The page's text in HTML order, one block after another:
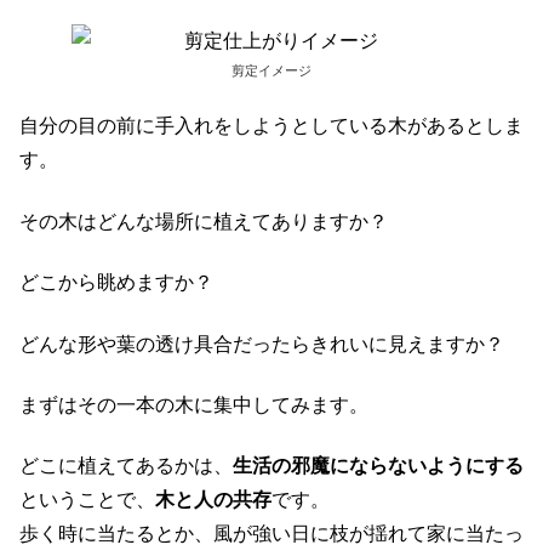
剪定イメージ
自分の目の前に手入れをしようとしている木があるとしま
す。
その木はどんな場所に植えてありますか？
どこから眺めますか？
どんな形や葉の透け具合だったらきれいに見えますか？
まずはその一本の木に集中してみます。
どこに植えてあるかは、 生活の邪魔にならないようにする
ということで、 木と人の共存です。
歩く時に当たるとか、風が強い日に枝が揺れて家に当たっ